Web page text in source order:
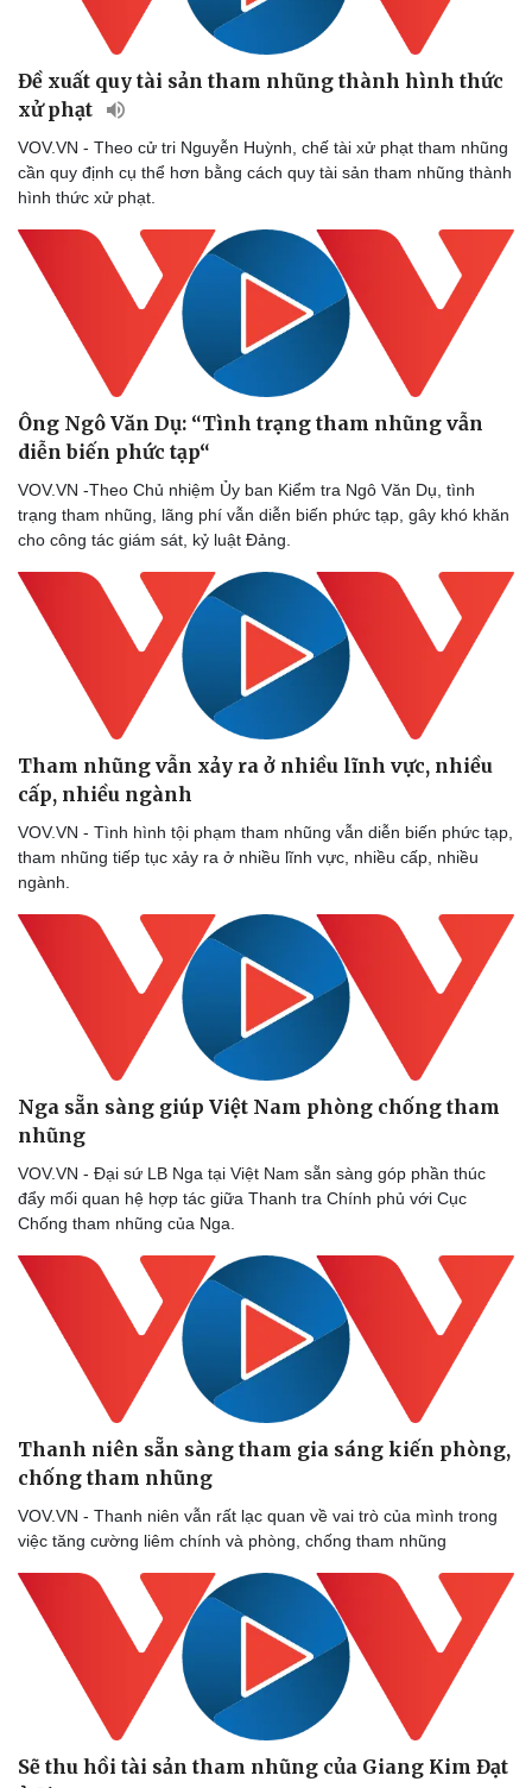
Pháp luật
Vụ án
Tin nóng
Tư vấn luật
Quân sự - Quốc phòng
Việt Nam
Phân tích
Đề xuất quy tài sản tham nhũng thành hình thức
xử phạt
VOV.VN - Theo cử tri Nguyễn Huỳnh, chế tài xử phạt tham nhũng
cần quy định cụ thể hơn bằng cách quy tài sản tham nhũng thành
hình thức xử phạt.
Ông Ngô Văn Dụ: “Tình trạng tham nhũng vẫn
diễn biến phức tạp“
VOV.VN -Theo Chủ nhiệm Ủy ban Kiểm tra Ngô Văn Dụ, tình
trạng tham nhũng, lãng phí vẫn diễn biến phức tạp, gây khó khăn
cho công tác giám sát, kỷ luật Đảng.
Tham nhũng vẫn xảy ra ở nhiều lĩnh vực, nhiều
cấp, nhiều ngành
VOV.VN - Tình hình tội phạm tham nhũng vẫn diễn biến phức tạp,
tham nhũng tiếp tục xảy ra ở nhiều lĩnh vực, nhiều cấp, nhiều
ngành.
Nga sẵn sàng giúp Việt Nam phòng chống tham
nhũng
VOV.VN - Đại sứ LB Nga tại Việt Nam sẵn sàng góp phần thúc
đẩy mối quan hệ hợp tác giữa Thanh tra Chính phủ với Cục
Chống tham nhũng của Nga.
Thanh niên sẵn sàng tham gia sáng kiến phòng,
chống tham nhũng
VOV.VN - Thanh niên vẫn rất lạc quan về vai trò của mình trong
việc tăng cường liêm chính và phòng, chống tham nhũng
Sẽ thu hồi tài sản tham nhũng của Giang Kim Đạt